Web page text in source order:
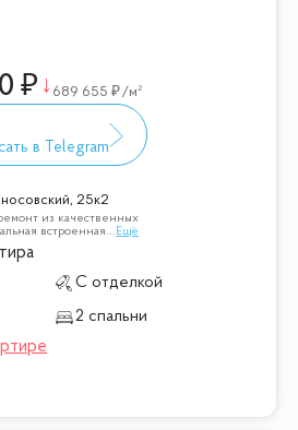
689 655 /м²
25к2
из качественных
встроенная... Ещё
С отделкой
2 спальни